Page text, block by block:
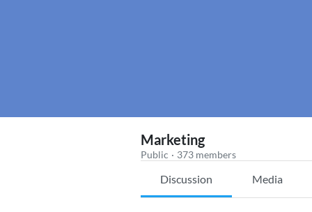
Marketing
Public · 373 members
Discussion Media